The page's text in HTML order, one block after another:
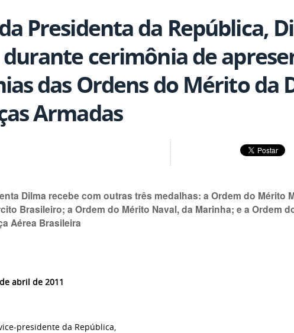
Presidenta da República,
durante cerimônia de
das Ordens do Mérito da
Armadas
Dilma recebe com outras três medalhas: a Ordem do Mérito
Brasileiro; a Ordem do Mérito Naval, da Marinha; e a Ordem
Aérea Brasileira
abril de 2011
presidente da República,